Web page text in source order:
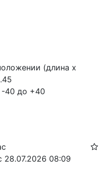
(длина х
-40 до +40
28.07.2026 08:09